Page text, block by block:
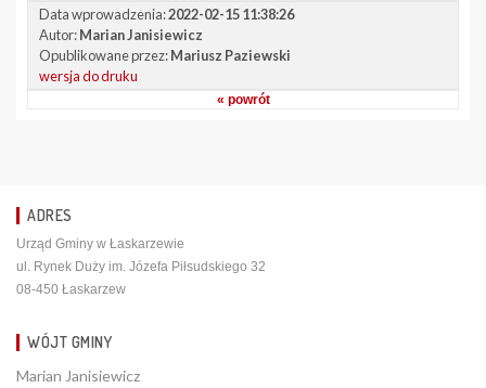
Data wprowadzenia:2022-02-15 11:38:26
Autor:Marian Janisiewicz
Opublikowane przez:Mariusz Paziewski
wersja do druku
« powrót
ADRES
Urząd Gminy w Łaskarzewie
ul. Rynek Duży im. Józefa Piłsudskiego 32
08-450 Łaskarzew
WÓJT GMINY
Marian Janisiewicz